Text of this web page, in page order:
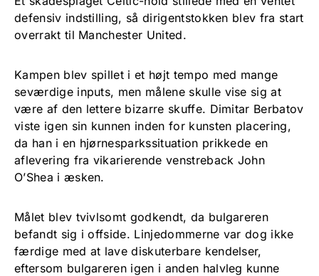
defensiv indstilling, så dirigentstokken blev fra start
overrakt til Manchester United.
Kampen blev spillet i et højt tempo med mange
seværdige inputs, men målene skulle vise sig at
være af den lettere bizarre skuffe. Dimitar Berbatov
viste igen sin kunnen inden for kunsten placering,
da han i en hjørnesparkssituation prikkede en
aflevering fra vikarierende venstreback John
O’Shea i æsken.
Målet blev tvivlsomt godkendt, da bulgareren
befandt sig i offside. Linjedommerne var dog ikke
færdige med at lave diskuterbare kendelser,
eftersom bulgareren igen i anden halvleg kunne